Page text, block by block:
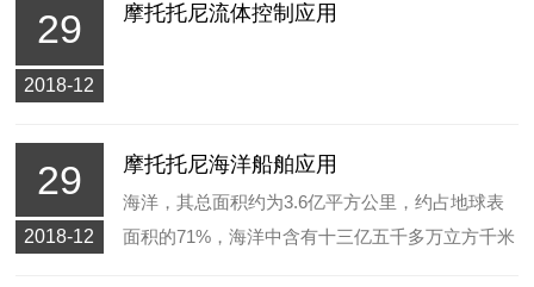
29
2018-12
摩托托尼流体控制应用
29
2018-12
摩托托尼海洋船舶应用
海洋，其总面积约为3.6亿平方公里，约占地球表
面积的71%，海洋中含有十三亿五千多万立方千米